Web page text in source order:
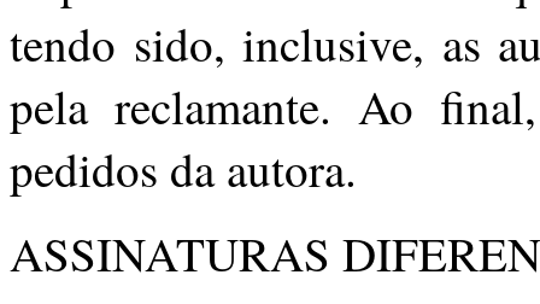
tendo sido, inclusive, as
pela reclamante. Ao
pedidos da autora.
ASSINATURAS